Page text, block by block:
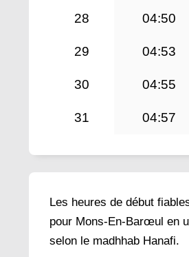
28 04:50
29 04:53
30 04:55
31 04:57
Les heures de début
pour Mons-En-Barœul en
selon le madhhab Hanafi.